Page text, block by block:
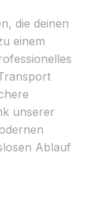
die deinen
einem
unserer
Ablauf